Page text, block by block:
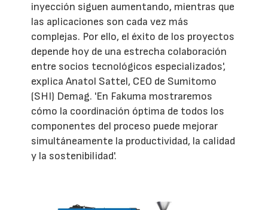
inyección siguen aumentando, mientras que
las aplicaciones son cada vez más
complejas. Por ello, el éxito de los proyectos
depende hoy de una estrecha colaboración
entre socios tecnológicos especializados',
explica Anatol Sattel, CEO de Sumitomo
(SHI) Demag. 'En Fakuma mostraremos
cómo la coordinación óptima de todos los
componentes del proceso puede mejorar
simultáneamente la productividad, la calidad
y la sostenibilidad'.